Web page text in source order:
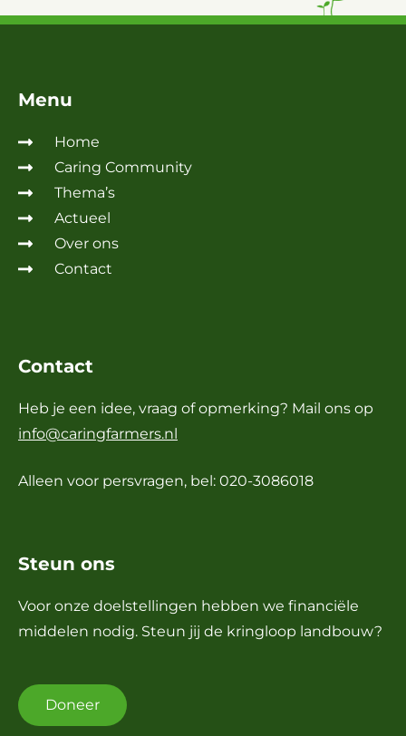
Menu
Home
Caring Community
Thema’s
Actueel
Over ons
Contact
Contact
Heb je een idee, vraag of opmerking? Mail ons op
info@caringfarmers.nl
Alleen voor persvragen, bel: 020-3086018
Steun ons
Voor onze doelstellingen hebben we financiële
middelen nodig. Steun jij de kringloop landbouw?
Doneer